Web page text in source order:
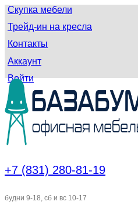
Скупка мебели
Трейд-ин на кресла
Контакты
Аккаунт
Войти
+7 (831) 280-81-19
будни 9-18, сб и вс 10-17